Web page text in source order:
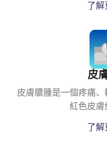
了
皮
皮膚膿腫是一個疼痛
紅色皮
了